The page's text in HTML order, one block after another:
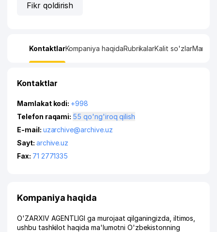
Fikr qoldirish
KontaktlarKompaniya haqidaRubrikalarKalit so'zlarManzil
Kontaktlar
Mamlakat kodi: +998
Telefon raqami:
55 qo'ng'iroq qilish
E-mail: uzarchive@archive.uz
Sayt: archive.uz
Fax: 71 2771335
Kompaniya haqida
O'ZARXIV AGENTLIGI ga murojaat qilganingizda, iltimos,
ushbu tashkilot haqida ma'lumotni O'zbekistonning